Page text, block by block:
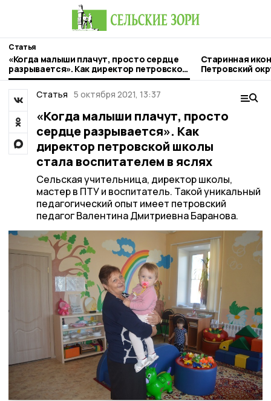
Статья
«Когда малыши плачут, просто сердце
разрывается». Как директор петровской
школы стала воспитателем в яслях
Старинная
Петровский
Статья 5 октября 2021, 13:37
«Когда малыши плачут, просто
сердце разрывается». Как
директор петровской школы
стала воспитателем в яслях
Сельская учительница, директор школы,
мастер в ПТУ и воспитатель. Такой уникальный
педагогический опыт имеет петровский
педагог Валентина Дмитриевна Баранова.